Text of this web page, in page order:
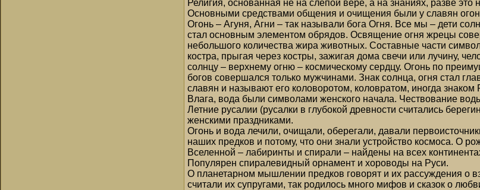
Религия, основанная не на слепой вере, а на знаниях, разве это
Основными средствами общения и очищения были у славян
Огонь – Агуня, Агни – так называли бога Огня. Все мы – дети
стал основным элементом обрядов. Освящение огня жрецы
небольшого количества жира животных. Составные части
костра, прыгая через костры, зажигая дома свечи или лучину,
солнцу – верхнему огню – космическому сердцу. Огонь по
богов совершался только мужчинами. Знак солнца, огня стал
славян и называют его коловоротом, коловратом, иногда
Влага, вода были символами женского начала. Чествование
Летние русалии (русалки в глубокой древности считались
женскими праздниками.
Огонь и вода лечили, очищали, оберегали, давали
наших предков и потому, что они знали устройство космоса. О
Вселенной – лабиринты и спирали – найдены на всех
Популярен спиралевидный орнамент и хороводы на Руси.
О планетарном мышлении предков говорят и их рассуждения о
считали их супругами, так родилось много мифов и сказок о